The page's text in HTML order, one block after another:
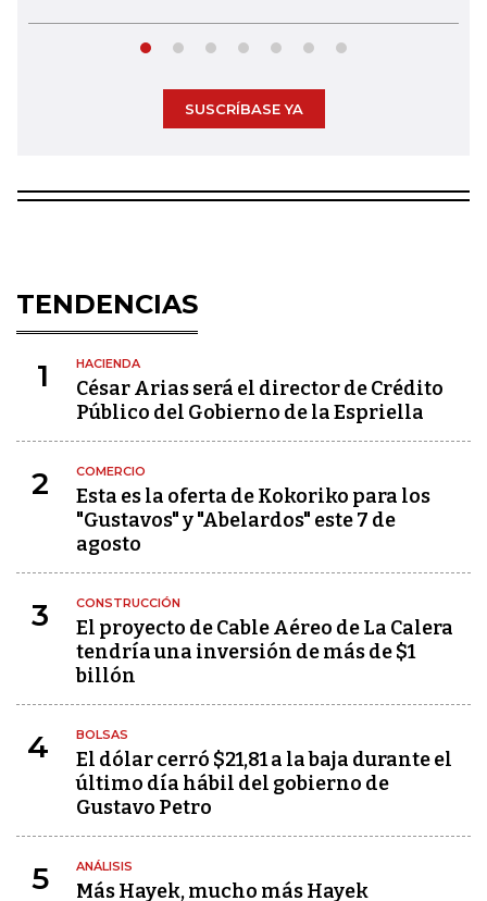
SUSCRÍBASE YA
TENDENCIAS
1 HACIENDA
César Arias será el director de Crédito
Público del Gobierno de la Espriella
2 COMERCIO
Esta es la oferta de Kokoriko para los
"Gustavos" y "Abelardos" este 7 de
agosto
3 CONSTRUCCIÓN
El proyecto de Cable Aéreo de La Calera
tendría una inversión de más de $1
billón
4 BOLSAS
El dólar cerró $21,81 a la baja durante el
último día hábil del gobierno de
Gustavo Petro
5 ANÁLISIS
Más Hayek, mucho más Hayek